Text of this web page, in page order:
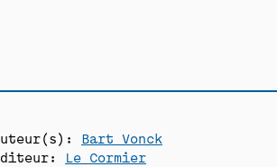
Bart Vonck
Le Cormier